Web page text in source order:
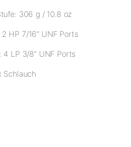
306 g / 10.8 oz
HP 7/16” UNF Ports
LP 3/8” UNF Ports
Schlauch